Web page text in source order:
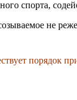
спорта,
не
порядок